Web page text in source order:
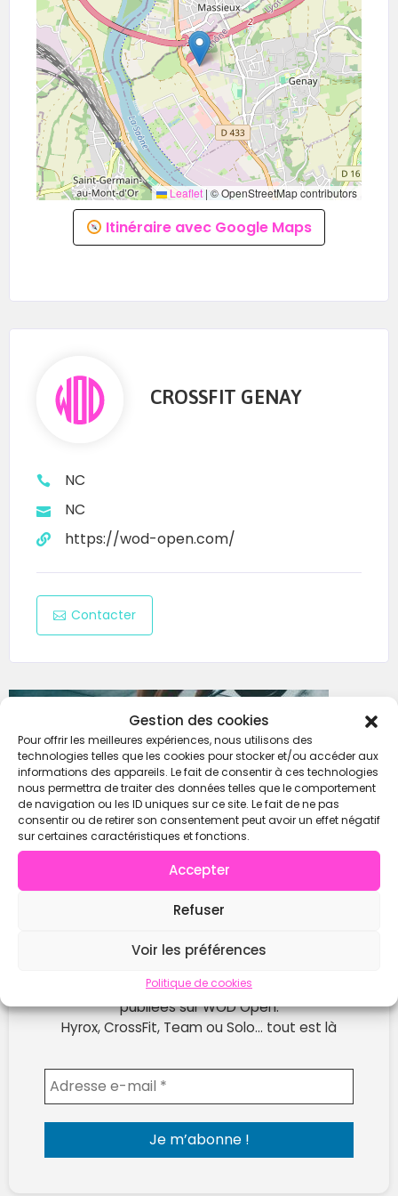
Gestion des cookies
Pour offrir les meilleures expériences, nous utilisons des
technologies telles que les cookies pour stocker et/ou accéder aux
informations des appareils. Le fait de consentir à ces technologies
nous permettra de traiter des données telles que le comportement
de navigation ou les ID uniques sur ce site. Le fait de ne pas
consentir ou de retirer son consentement peut avoir un effet négatif
sur certaines caractéristiques et fonctions.
Accepter
Refuser
Voir les préférences
Politique de cookies
Leaflet |© OpenStreetMap contributors
Itinéraire avec Google Maps
CROSSFIT GENAY
NC
NC
https://wod-open.com/
Contacter
Ne rate plus les prochaines compétitions !
Reçois chaque semaine les nouvelles compètes
publiées sur WOD Open.
Hyrox, CrossFit, Team ou Solo… tout est là